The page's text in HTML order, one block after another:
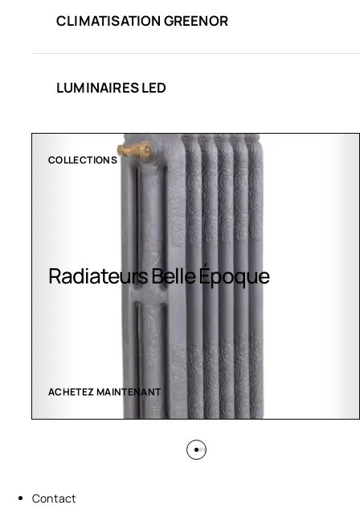
CLIMATISATION GREENOR
LUMINAIRES LED
CLIMATISATION GREENOR
Climatisation Greenor
VOIR LES CRÉATIONS
Contact